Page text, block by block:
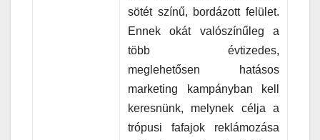
sötét színű, bordázott felület.
Ennek okát valószínűleg a
több évtizedes,
meglehetősen hatásos
marketing kampányban kell
keresnünk, melynek célja a
trópusi fafajok reklámozása